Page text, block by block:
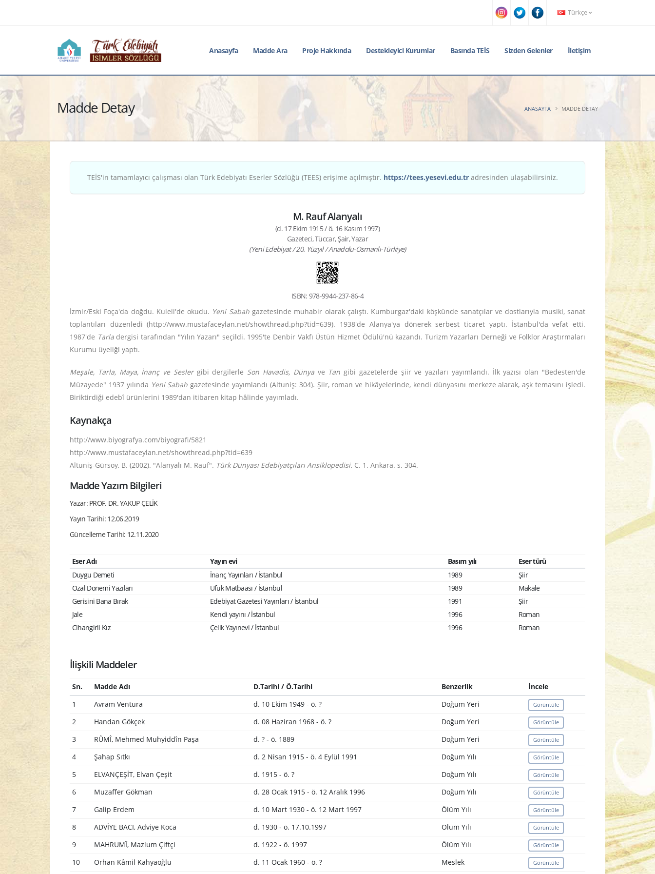
Türkçe
Anasayfa Madde Ara Proje Hakkında Destekleyici Kurumlar Basında TEİS Sizden Gelenler İletişim
Madde Detay ANASAYFA MADDE DETAY
TEİS'in tamamlayıcı çalışması olan Türk Edebiyatı Eserler Sözlüğü (TEES) erişime açılmıştır. https://tees.yesevi.edu.tr adresinden ulaşabilirsiniz.
M. Rauf Alanyalı
(d. 17 Ekim 1915 / ö. 16 Kasım 1997)
Gazeteci, Tüccar, Şair, Yazar
(Yeni Edebiyat / 20. Yüzyıl / Anadolu-Osmanlı-Türkiye)
ISBN: 978-9944-237-86-4
İzmir/Eski Foça'da doğdu. Kuleli'de okudu. Yeni Sabahgazetesinde muhabir olarak çalıştı. Kumburgaz'daki köşkünde sanatçılar ve dostlarıyla musiki, sanat
toplantıları düzenledi (http://www.mustafaceylan.net/showthread.php?tid=639). 1938'de Alanya'ya dönerek serbest ticaret yaptı. İstanbul'da vefat etti.
1987'de Tarla dergisi tarafından "Yılın Yazarı" seçildi. 1995'te Denbir Vakfı Üstün Hizmet Ödülü'nü kazandı. Turizm Yazarları Derneği ve Folklor Araştırmaları
Kurumu üyeliği yaptı.
Meşale, Tarla, Maya, İnanç ve Seslergibi dergilerle Son Havadis, Dünyave Tangibi gazetelerde şiir ve yazıları yayımlandı. İlk yazısı olan "Bedesten'de
Müzayede" 1937 yılında Yeni Sabahgazetesinde yayımlandı (Altuniş: 304). Şiir, roman ve hikâyelerinde, kendi dünyasını merkeze alarak, aşk temasını işledi.
Biriktirdiği edebî ürünlerini 1989'dan itibaren kitap hâlinde yayımladı.
Kaynakça
http://www.biyografya.com/biyografi/5821
http://www.mustafaceylan.net/showthread.php?tid=639
Altuniş-Gürsoy, B. (2002). "Alanyalı M. Rauf". Türk Dünyası Edebiyatçıları Ansiklopedisi. C. 1. Ankara. s. 304.
Madde Yazım Bilgileri
Yazar: PROF. DR. YAKUP ÇELİK
Yayın Tarihi: 12.06.2019
Güncelleme Tarihi: 12.11.2020
Eser Adı Yayın evi Basım yılı
Eser türü
Duygu Demeti
İnanç Yayınları / İstanbul 1989
Şiir
Özal Dönemi Yazıları
Ufuk Matbaası / İstanbul 1989
Makale
Gerisini Bana Bırak
Edebiyat Gazetesi Yayınları / İstanbul 1991
Şiir
Jale
Kendi yayını / İstanbul 1996
Roman
Cihangirli Kız
Çelik Yayınevi / İstanbul 1996 Roman
İlişkili Maddeler
Sn. Madde Adı D.Tarihi / Ö.Tarihi Benzerlik
İncele
1
Avram Ventura d. 10 Ekim 1949 - ö. ? Doğum Yeri Görüntüle
2 Handan Gökçek d. 08 Haziran 1968 - ö. ? Doğum Yeri Görüntüle
3 RÛMÎ, Mehmed Muhyiddîn Paşa d. ? - ö. 1889 Doğum Yeri Görüntüle
4 Şahap Sıtkı d. 2 Nisan 1915 - ö. 4 Eylül 1991 Doğum Yılı Görüntüle
5 ELVANÇEŞİT, Elvan Çeşit d. 1915 - ö. ? Doğum Yılı Görüntüle
6 Muzaffer Gökman d. 28 Ocak 1915 - ö. 12 Aralık 1996 Doğum Yılı Görüntüle
7 Galip Erdem d. 10 Mart 1930 - ö. 12 Mart 1997 Ölüm Yılı Görüntüle
8 ADVİYE BACI, Adviye Koca d. 1930 - ö. 17.10.1997 Ölüm Yılı Görüntüle
9 MAHRUMÎ, Mazlum Çiftçi d. 1922 - ö. 1997 Ölüm Yılı Görüntüle
10 Orhan Kâmil Kahyaoğlu d. 11 Ocak 1960 - ö. ? Meslek Görüntüle